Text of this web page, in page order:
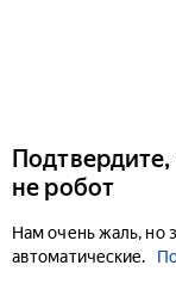
Подтвердите,
не робот
Нам очень жаль, но
автоматические.